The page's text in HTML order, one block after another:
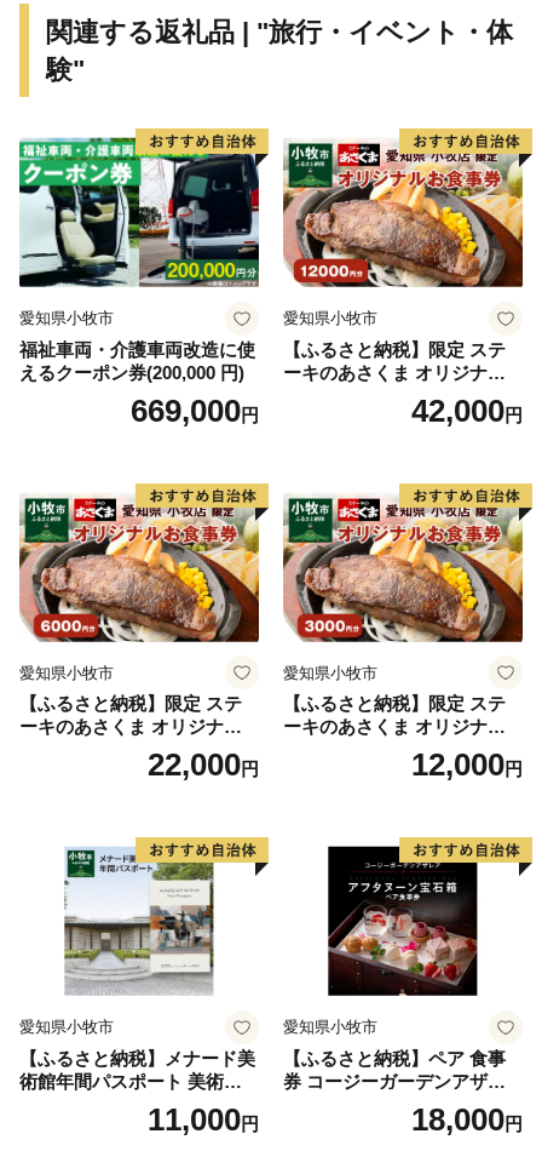
本市は、将来都市像 「多彩で豊かな交流が広がるまち
習志野」 を掲げ、
・「交流が広がるまち」を育む
という2つの基本的な考え方のもと、人・文化・地域が
つながり合うまちづくりを進めています。
関連する返礼品 | "旅行・イベント・体
験"
愛知県小牧市
福祉車両・介護車両改造に使
えるクーポン券(200,000 円)
669,000円
愛知県小牧市
【ふるさと納税】限定 ステ
ーキのあさくま オリジナル
お食事券 12000円 お好きなメ
ニュー 好きなだけ コーンス
県 小牧店 小牧市 チケット 送
料無料
42,000円
愛知県小牧市
【ふるさと納税】限定 ステ
ーキのあさくま オリジナル
お食事券 6000円 お好きなメ
ニュー 好きなだけ コーンス
県 小牧店 小牧市 チケット 送
料無料
22,000円
愛知県小牧市
【ふるさと納税】限定 ステ
ーキのあさくま オリジナル
お食事券 3000円 お好きなメ
ニュー 好きなだけ コーンス
県 小牧店 小牧市 チケット 送
12,000円
愛知県小牧市
【ふるさと納税】メナード美
術館年間パスポート 美術館
11,000円
愛知県小牧市
【ふるさと納税】ペア 食事
券 コージーガーデンアザレ
ア アフタヌーン宝石箱 ホテ
ル特製 デザート 6種類 サン
18,000円